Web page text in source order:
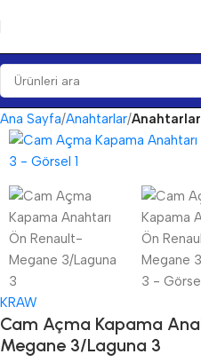
Ana Sayfa Anahtarlar Anahtarlar
KRAW
Cam Açma Kapama
Megane 3/Laguna 3